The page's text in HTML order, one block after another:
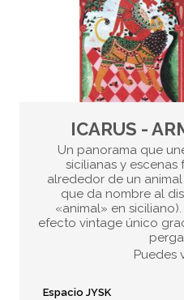
ICARUS -
Un panorama que
sicilianas y escenas
alrededor de un
que da nombre al
«animal» en
efecto vintage único
Puedes
Espacio JYSK